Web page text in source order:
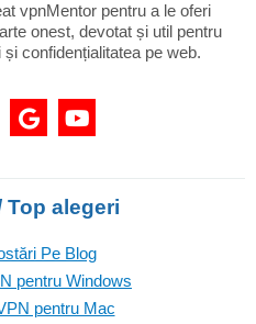
vpnMentor pentru a le oferi
onest, devotat și util pentru
confidențialitatea pe web.
Top alegeri
Pe Blog
pentru Windows
pentru Mac